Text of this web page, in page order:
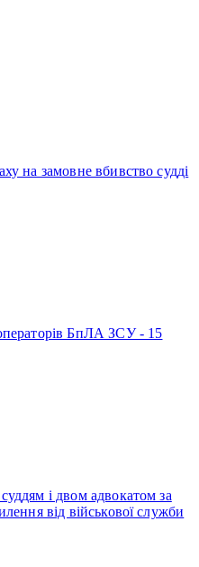
на замовне вбивство судді
БпЛА ЗСУ - 15
і двом адвокатом за
від військової служби